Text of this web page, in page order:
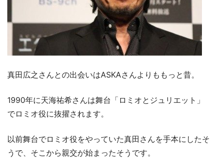
真田広之さんとの出会いはASKAさんよりももっと昔。
1990年に天海祐希さんは舞台「ロミオとジュリエット」
でロミオ役に抜擢されます。
以前舞台でロミオ役をやっていた真田さんを手本にしたそ
うで、そこから親交が始まったそうです。